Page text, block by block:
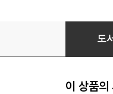
초등영단
도
이 상품의